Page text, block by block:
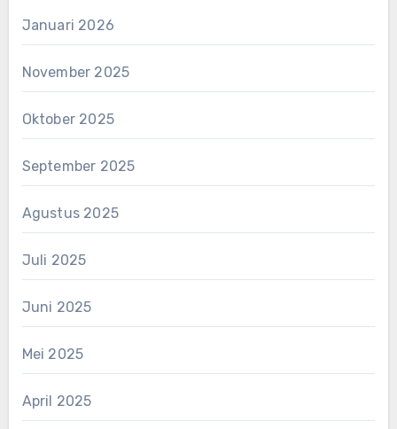
Januari 2026
November 2025
Oktober 2025
September 2025
Agustus 2025
Juli 2025
Juni 2025
Mei 2025
April 2025